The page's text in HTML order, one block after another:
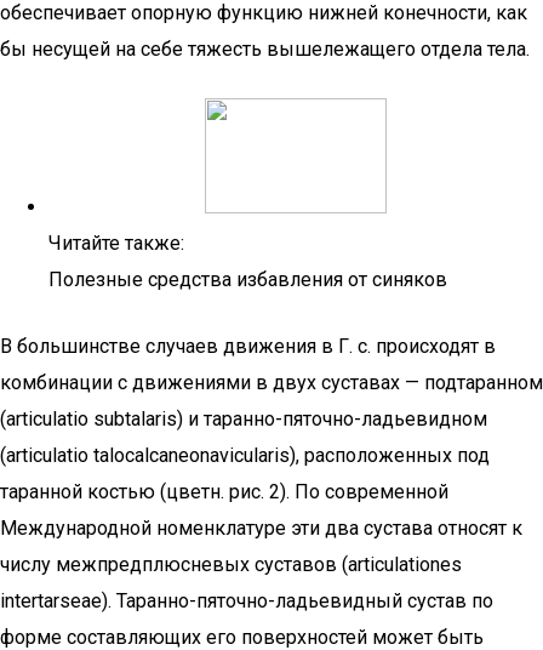
обеспечивает опорную функцию нижней конечности, как
бы несущей на себе тяжесть вышележащего отдела тела.
Читайте также:
Полезные средства избавления от синяков
В большинстве случаев движения в Г. с. происходят в
комбинации с движениями в двух суставах — подтаранном
(articulatio subtalaris) и таранно-пяточно-ладьевидном
(articulatio talocalcaneonavicularis), расположенных под
таранной костью (цветн. рис. 2). По современной
Международной номенклатуре эти два сустава относят к
числу межпредплюсневых суставов (articulationes
intertarseae). Таранно-пяточно-ладьевидный сустав по
форме составляющих его поверхностей может быть